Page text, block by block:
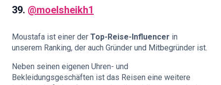
39. @moelsheikh1
Moustafa ist einer der Top-Reise-Influencer in
unserem Ranking, der auch Gründer und Mitbegründer ist.
Neben seinen eigenen Uhren- und
Bekleidungsgeschäften ist das Reisen eine weitere